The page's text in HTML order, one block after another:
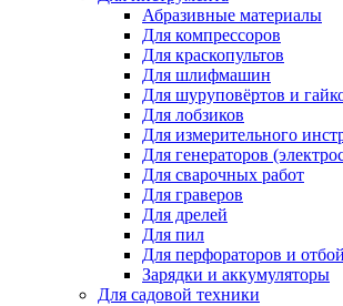
Абразивные материалы
Для компрессоров
Для краскопультов
Для шлифмашин
Для шуруповёртов и
Для лобзиков
Для измерительного
Для генераторов
Для сварочных работ
Для граверов
Для дрелей
Для пил
Для перфораторов и
Зарядки и аккумуляторы
Для садовой техники